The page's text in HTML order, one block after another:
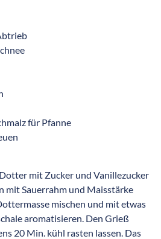
für Pfanne
mit Zucker und Vanillezucker
mit Sauerrahm und Maisstärke
mischen und mit etwas
aromatisieren. Den Grieß
20 Min. kühl rasten lassen. Das